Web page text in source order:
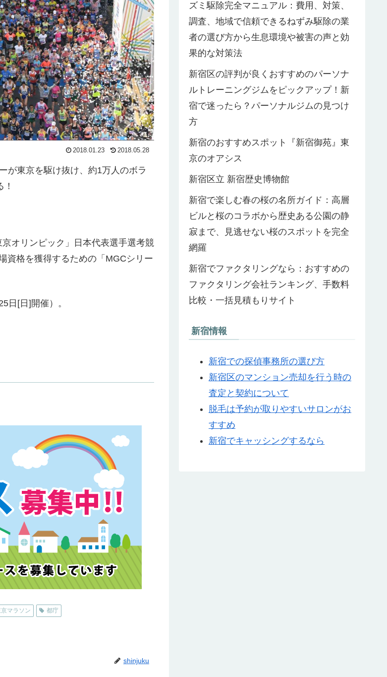
2018.01.23 2018.05.28
が東京を駆け抜け、約1万人のボラ
オリンピック」日本代表選手選考競
資格を獲得するための「MGCシリー
日[日]開催）。
マラソン 都庁
shinjuku
ズミ駆除完全マニュアル：費用、対策、
調査、地域で信頼できるねずみ駆除の業
者の選び方から生息環境や被害の声と効
果的な対策法
新宿区の評判が良くおすすめのパーソナ
ルトレーニングジムをピックアップ！新
宿で迷ったら？パーソナルジムの見つけ
方
新宿のおすすめスポット『新宿御苑』東
京のオアシス
新宿区立 新宿歴史博物館
新宿で楽しむ春の桜の名所ガイド：高層
ビルと桜のコラボから歴史ある公園の静
寂まで、見逃せない桜のスポットを完全
網羅
新宿でファクタリングなら：おすすめの
ファクタリング会社ランキング、手数料
比較・一括見積もりサイト
新宿情報
新宿での探偵事務所の選び方
新宿区のマンション売却を行う時の
査定と契約について
脱毛は予約が取りやすいサロンがお
すすめ
新宿でキャッシングするなら